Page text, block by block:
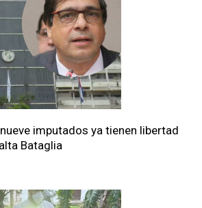
imputados ya tienen libertad
Bataglia